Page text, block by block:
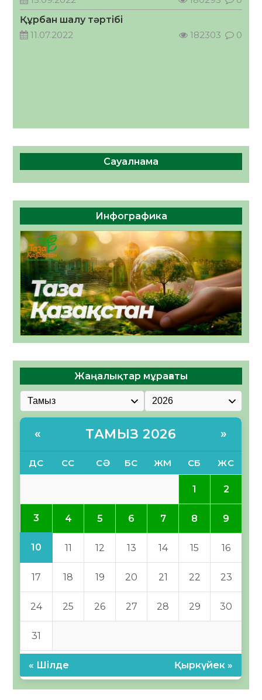
07.08.2026
22 0
Құрбан шалу тәртібі
11.07.2022
182303 0
Сауалнама
Инфографика
Жаңалықтар мұрағаты
« ТАМЫЗ 2026 »
ДС СС СӘ БС ЖМ СБ ЖС
1 2
3 4 5 6 7 8 9
10 11 12 13 14 15 16
17 18 19 20 21 22 23
24 25 26 27 28 29 30
31
« Шілде Қыркүйек »